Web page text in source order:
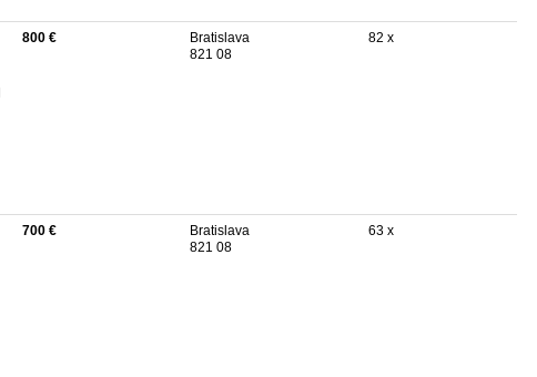
800 €
Bratislava
821 08
82 x
700 €
Bratislava
821 08
63 x